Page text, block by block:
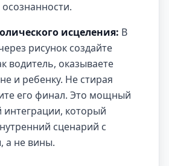
исцеления: В
рисунок создайте
водитель, оказываете
и ребенку. Не стирая
его финал. Это мощный
интеграции, который
сценарий с
а не вины.